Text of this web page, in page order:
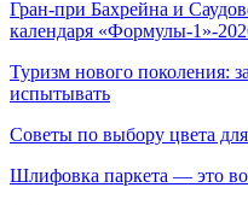
Гран-при Бахрейна и
календаря «Формулы-1»-
Туризм нового поколения:
испытывать
Советы по выбору цвета
Шлифовка паркета — это